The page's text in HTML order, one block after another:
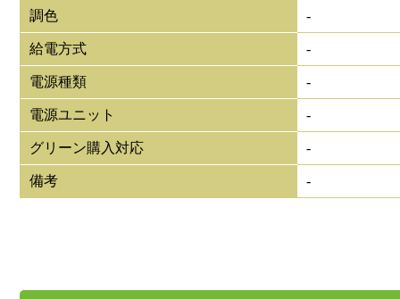
調色 -
給電方式 -
電源種類 -
電源ユニット -
グリーン購入対応 -
備考 -